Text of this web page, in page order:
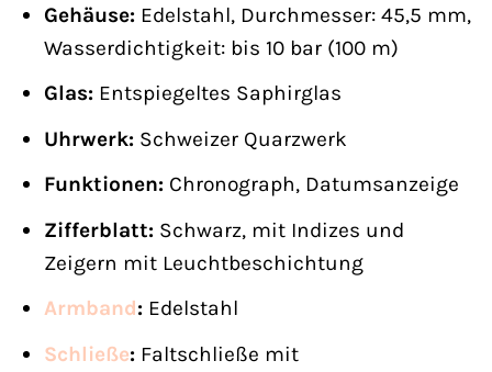
Gehäuse:Edelstahl, Durchmesser: 45,5 mm,
Wasserdichtigkeit: bis 10 bar (100 m)
Glas:Entspiegeltes Saphirglas
Uhrwerk:Schweizer Quarzwerk
Funktionen:Chronograph, Datumsanzeige
Zifferblatt:Schwarz, mit Indizes und
Zeigern mit Leuchtbeschichtung
Armband:Edelstahl
Schließe:Faltschließe mit